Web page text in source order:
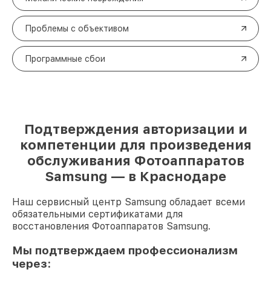
Проблемы с объективом
Программные сбои
Подтверждения авторизации и
компетенции для произведения
обслуживания Фотоаппаратов
Samsung — в Краснодаре
Наш сервисный центр Samsung обладает всеми
обязательными сертификатами для
восстановления Фотоаппаратов Samsung.
Мы подтверждаем профессионализм
через: